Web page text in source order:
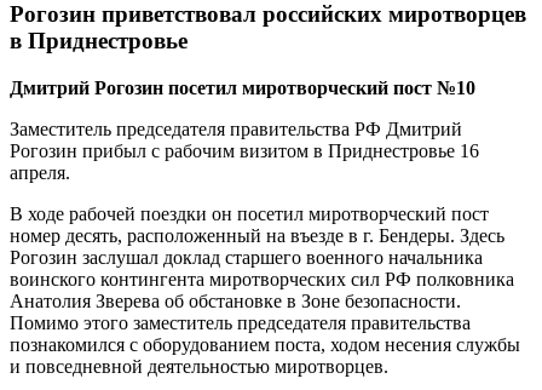
Рогозин приветствовал российских миротворцев
в Приднестровье
Дмитрий Рогозин посетил миротворческий пост №10
Заместитель председателя правительства РФ Дмитрий
Рогозин прибыл с рабочим визитом в Приднестровье 16
апреля.
В ходе рабочей поездки он посетил миротворческий пост
номер десять, расположенный на въезде в г. Бендеры. Здесь
Рогозин заслушал доклад старшего военного начальника
воинского контингента миротворческих сил РФ полковника
Анатолия Зверева об обстановке в Зоне безопасности.
Помимо этого заместитель председателя правительства
познакомился с оборудованием поста, ходом несения службы
и повседневной деятельностью миротворцев.